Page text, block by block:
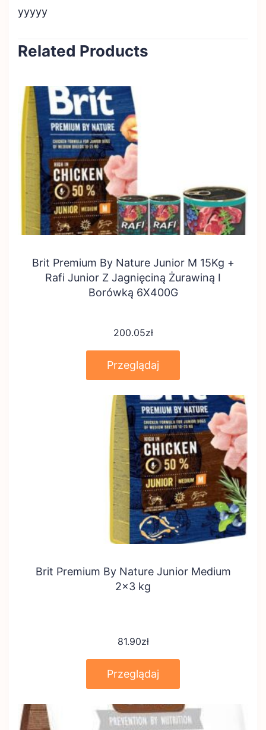
yyyyy
Related Products
Brit Premium By Nature Junior M 15Kg +
Rafi Junior Z Jagnięciną Żurawiną I
Borówką 6X400G
200.05zł
Przeglądaj
Brit Premium By Nature Junior Medium
2×3 kg
81.90zł
Przeglądaj